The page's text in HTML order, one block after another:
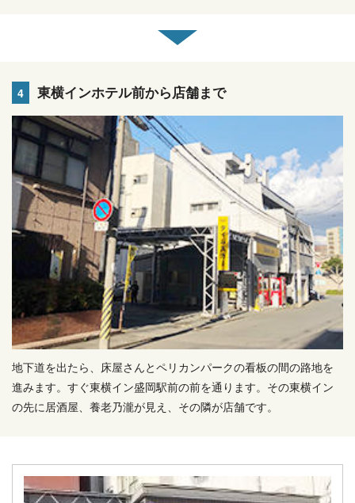
4 東横インホテル前から店舗まで
地下道を出たら、床屋さんとペリカンパークの看板の間の路地を
進みます。すぐ東横イン盛岡駅前の前を通ります。その東横イン
の先に居酒屋、養老乃瀧が見え、その隣が店舗です。